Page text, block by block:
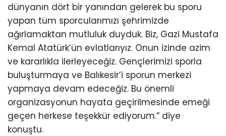
dünyanın dört bir yanından gelerek bu sporu
yapan tüm sporcularımızı şehrimizde
ağırlamaktan mutluluk duyduk. Biz, Gazi Mustafa
Kemal Atatürk’ün evlatlarıyız. Onun izinde azim
ve kararlıkla ilerleyeceğiz. Gençlerimizi sporla
buluşturmaya ve Balıkesir’i sporun merkezi
yapmaya devam edeceğiz. Bu önemli
organizasyonun hayata geçirilmesinde emeği
geçen herkese teşekkür ediyorum.” diye
konuştu.